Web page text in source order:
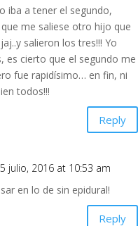
iba a tener el segundo,
me saliese otro hijo que
salieron los tres!!! Yo
es cierto que el segundo me
fue rapidísimo… en fin, ni
todos!!!
Reply
julio, 2016 at 10:53 am
en lo de sin epidural!
Reply